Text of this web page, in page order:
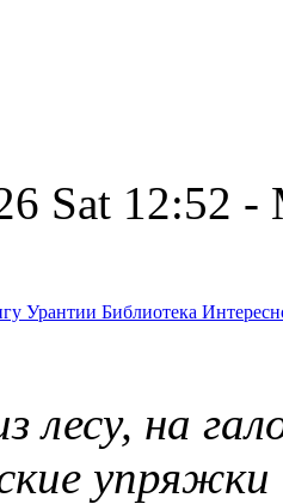
Sat 12:52 -
Урантии Библиотека
лесу, на